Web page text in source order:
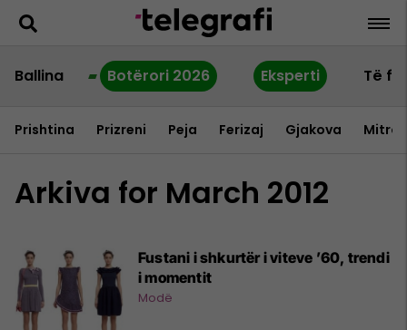
Ballina Botërori 2026 Eksperti Të
Prishtina Prizreni Peja Ferizaj Gjakova
Arkiva for March 2012
Fustani i shkurtër i viteve ’60, trendi
i momentit
Modë